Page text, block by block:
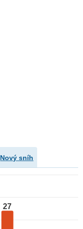
Nový sníh
27